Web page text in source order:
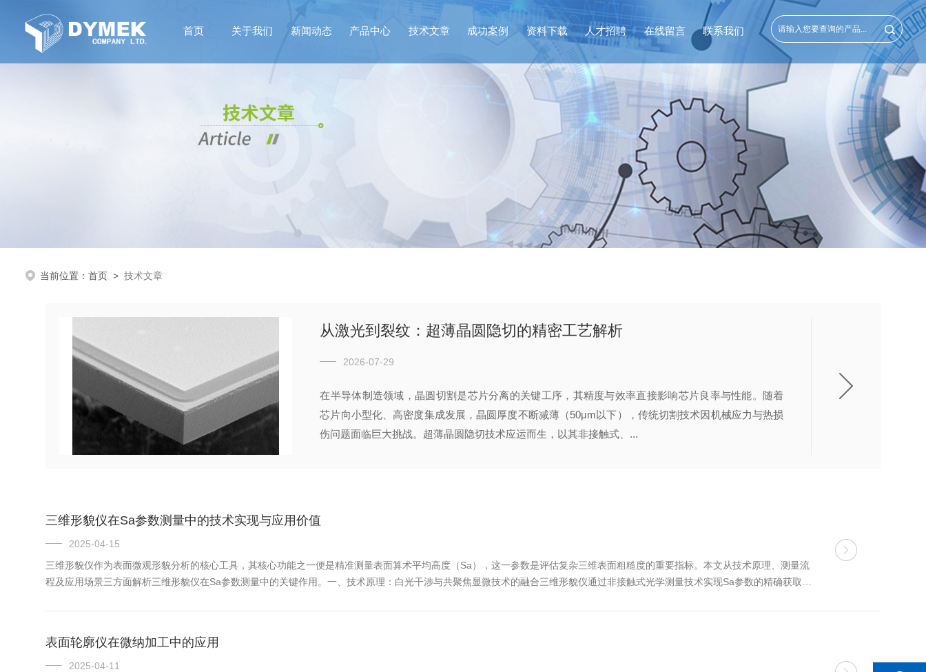
首页 关于我们 新闻动态 产品中心 技术文章 成功案例 资料下载 人才招聘 在线留言 联系我们
当前位置： 首页> 技术文章
从激光到裂纹：超薄晶圆隐切的精密工艺解析
2026-07-29
在半导体制造领域，晶圆切割是芯片分离的关键工序，其精度与效率直接影响芯片良率与性能。随着
芯片向小型化、高密度集成发展，晶圆厚度不断减薄（50μm以下），传统切割技术因机械应力与热损
伤问题面临巨大挑战。超薄晶圆隐切技术应运而生，以其非接触式、...
三维形貌仪在Sa参数测量中的技术实现与应用价值
2025-04-15
三维形貌仪作为表面微观形貌分析的核心工具，其核心功能之一便是精准测量表面算术平均高度（Sa），这一参数是评估复杂三维表面粗糙度的重要指标。本文从技术原理、测量流
程及应用场景三方面解析三维形貌仪在Sa参数测量中的关键作用。一、技术原理：白光干涉与共聚焦显微技术的融合三维形貌仪通过非接触式光学测量技术实现Sa参数的精确获取。
表面轮廓仪在微纳加工中的应用
2025-04-11